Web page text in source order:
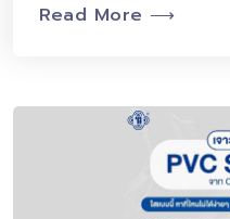
Read More ⟶